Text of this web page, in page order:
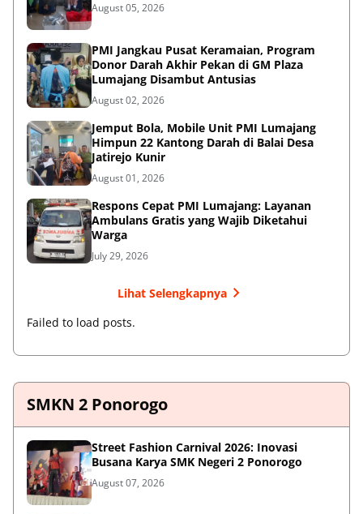
August 05, 2026
PMI Jangkau Pusat Keramaian, Program
Donor Darah Akhir Pekan di GM Plaza
Lumajang Disambut Antusias
August 02, 2026
Jemput Bola, Mobile Unit PMI Lumajang
Himpun 22 Kantong Darah di Balai Desa
Jatirejo Kunir
August 01, 2026
Respons Cepat PMI Lumajang: Layanan
Ambulans Gratis yang Wajib Diketahui
Warga
July 29, 2026
Lihat Selengkapnya
Failed to load posts.
SMKN 2 Ponorogo
Street Fashion Carnival 2026: Inovasi
Busana Karya SMK Negeri 2 Ponorogo
August 07, 2026